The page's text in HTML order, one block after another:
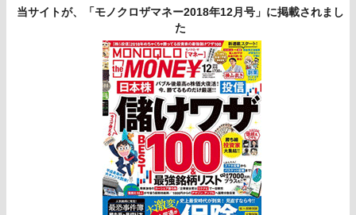
当サイトが、「モノクロザマネー2018年12月号」に掲載されまし
た